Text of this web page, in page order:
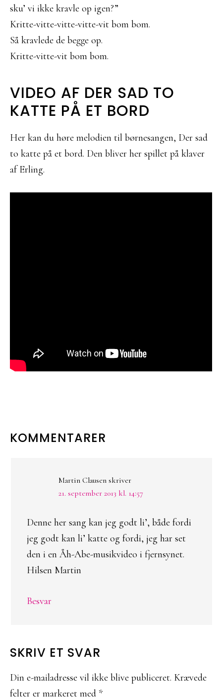
sku’ vi ikke kravle op igen?”
Kritte-vitte-vitte-vitte-vit bom bom.
Så kravlede de begge op.
Kritte-vitte-vit bom bom.
VIDEO AF DER SAD TO
KATTE PÅ ET BORD
Her kan du høre melodien til børnesangen, Der sad
to katte på et bord. Den bliver her spillet på klaver
af Erling.
LÆSERINTERAKTIONER
KOMMENTARER
Martin Clausen skriver
21. september 2013 kl. 14:57
Denne her sang kan jeg godt li’, både fordi
jeg godt kan li’ katte og fordi, jeg har set
den i en Åh-Abe-musikvideo i fjernsynet.
Hilsen Martin
Besvar
SKRIV ET SVAR
Din e-mailadresse vil ikke blive publiceret. Krævede
felter er markeret med *